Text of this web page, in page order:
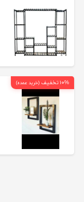
۱۰% تخفیف (خرید عمده)